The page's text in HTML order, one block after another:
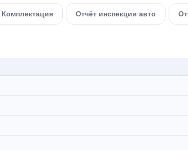
Комплектация Отчёт инспекции авто